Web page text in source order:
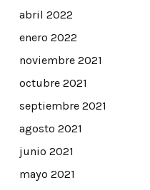
abril 2022
enero 2022
noviembre 2021
octubre 2021
septiembre 2021
agosto 2021
junio 2021
mayo 2021